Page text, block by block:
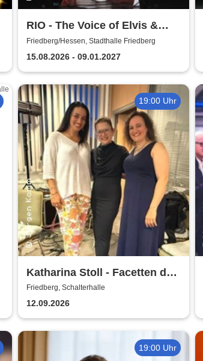
RIO - The Voice of Elvis &
Band
Friedberg/Hessen, Stadthalle Friedberg
15.08.2026 - 09.01.2027
19:00 Uhr
Katharina Stoll - Facetten der
Liebe | Schalterhalle
Friedberg, Schalterhalle
12.09.2026
19:00 Uhr